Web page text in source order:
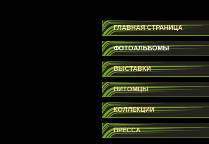
ГЛАВНАЯ СТРАНИЦА
ФОТОАЛЬБОМЫ
ВЫСТАВКИ
ПИТОМЦЫ
КОЛЛЕКЦИИ
ПРЕССА